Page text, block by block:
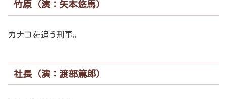
竹原（演：矢本悠馬）
カナコを追う刑事。
社長（演：渡部篤郎）